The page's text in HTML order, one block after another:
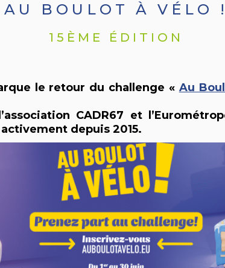
AU BOULOT À VÉLO !
15ÈME ÉDITION
le retour du challenge « Au
CADR67 et
depuis 2015.